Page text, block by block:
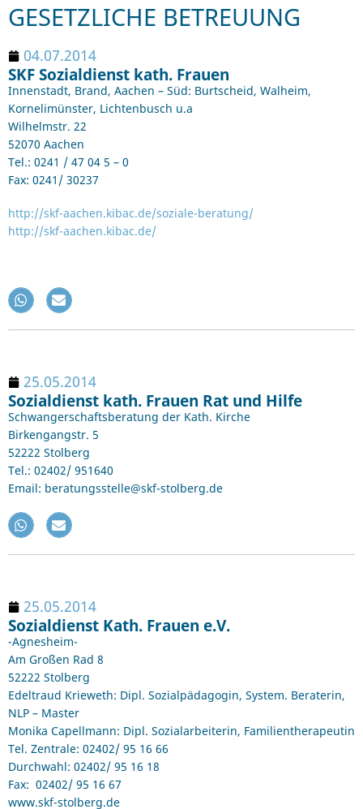
GESETZLICHE BETREUUNG
04.07.2014
SKF Sozialdienst kath. Frauen
Innenstadt, Brand, Aachen – Süd: Burtscheid, Walheim,
Kornelimünster, Lichtenbusch u.a
Wilhelmstr. 22
52070 Aachen
Tel.: 0241 / 47 04 5 – 0
Fax: 0241/ 30237
http://skf-aachen.kibac.de/soziale-beratung/
http://skf-aachen.kibac.de/
25.05.2014
Sozialdienst kath. Frauen Rat und Hilfe
Schwangerschaftsberatung der Kath. Kirche
Birkengangstr. 5
52222 Stolberg
Tel.: 02402/ 951640
Email: beratungsstelle@skf-stolberg.de
25.05.2014
Sozialdienst Kath. Frauen e.V.
-Agnesheim-
Am Großen Rad 8
52222 Stolberg
Edeltraud Krieweth: Dipl. Sozialpädagogin, System. Beraterin,
NLP – Master
Monika Capellmann: Dipl. Sozialarbeiterin, Familientherapeutin
Tel. Zentrale: 02402/ 95 16 66
Durchwahl: 02402/ 95 16 18
Fax: 02402/ 95 16 67
www.skf-stolberg.de